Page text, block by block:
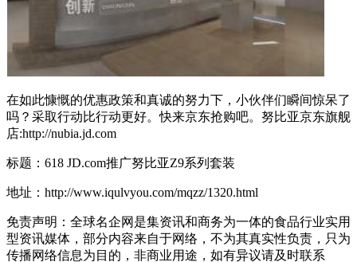
在如此慷慨的优惠政策和真诚的努力下，小伙伴们瞬间惊呆了
吗？采取行动比行动更好。快来京东抢购吧。努比亚京东旗舰
店:http://nubia.jd.com
标题：618 JD.com推广努比亚Z9系列套装
地址：http://www.iqulvyou.com/mqzz/1320.html
免责声明：全球名企网是集资讯和商务为一体的食品行业实用
型资讯媒体，部分内容来自于网络，不为其真实性负责，只为
传播网络信息为目的，非商业用途，如有异议请及时联系